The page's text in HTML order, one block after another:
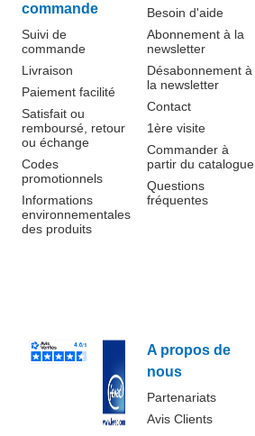
commande
Suivi de
commande
Livraison
Paiement facilité
Satisfait ou
remboursé, retour
ou échange
Codes
promotionnels
Informations
environnementales
des produits
Besoin d'aide
Abonnement à la
newsletter
Désabonnement à
la newsletter
Contact
1ère visite
Commander à
partir du catalogue
Questions
fréquentes
A propos de
nous
Partenariats
Avis Clients